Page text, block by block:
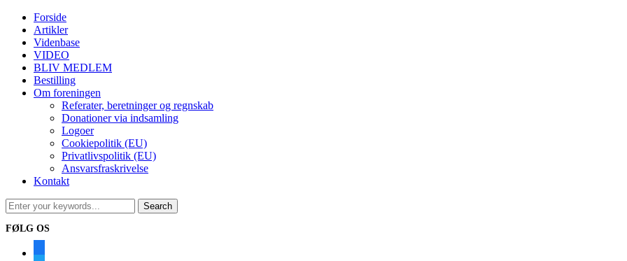
Forside
Artikler
Videnbase
VIDEO
BLIV MEDLEM
Bestilling
Om foreningen
Referater, beretninger og regnskab
Donationer via indsamling
Logoer
Cookiepolitik (EU)
Privatlivspolitik (EU)
Ansvarsfraskrivelse
Kontakt
FØLG OS